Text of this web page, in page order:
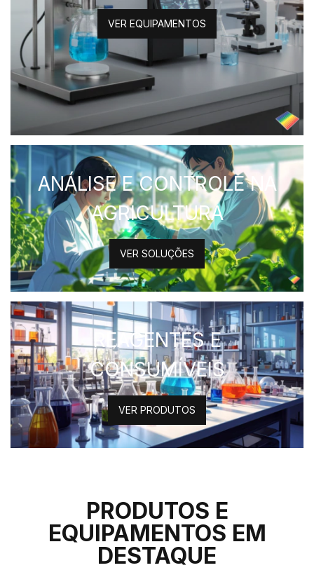
VER EQUIPAMENTOS
ANÁLISE E CONTROLE NA
AGRICULTURA
VER SOLUÇÕES
REAGENTES E
CONSUMÍVEIS
VER PRODUTOS
PRODUTOS E
EQUIPAMENTOS EM
DESTAQUE